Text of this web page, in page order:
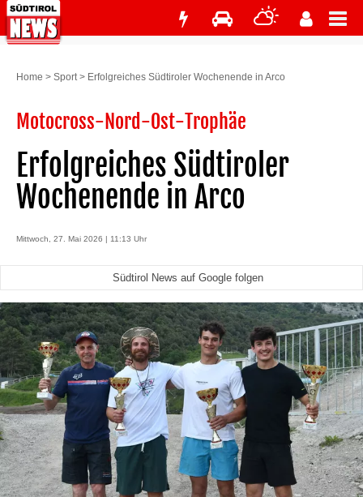
Home > Sport> Erfolgreiches Südtiroler Wochenende in Arco
Motocross-Nord-Ost-Trophäe
Erfolgreiches Südtiroler
Wochenende in Arco
Mittwoch, 27. Mai 2026 | 11:13 Uhr
Südtirol News auf Google folgen